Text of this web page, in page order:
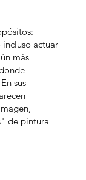
actuar
más
sus
de pintura